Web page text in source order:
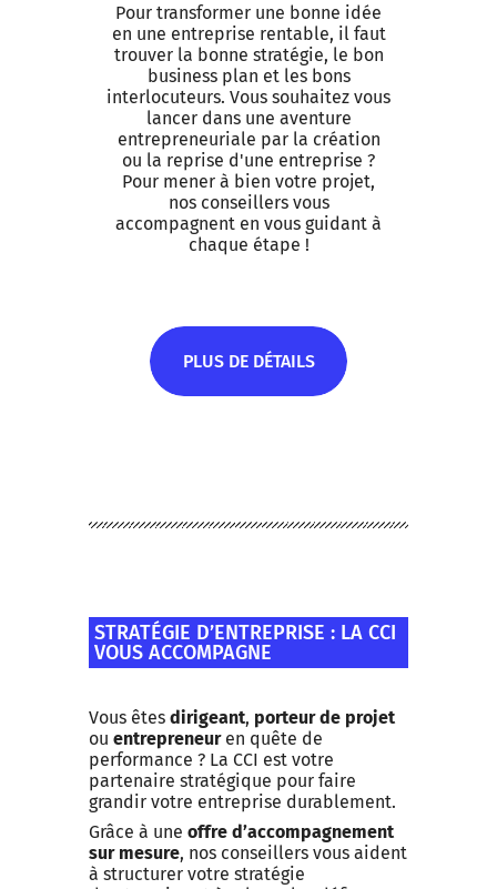
Pour transformer une bonne idée
en une entreprise rentable, il faut
trouver la bonne stratégie, le bon
business plan et les bons
interlocuteurs. Vous souhaitez vous
lancer dans une aventure
entrepreneuriale par la création
ou la reprise d'une entreprise ?
Pour mener à bien votre projet,
nos conseillers vous
accompagnent en vous guidant à
chaque étape !
PLUS DE DÉTAILS
STRATÉGIE D’ENTREPRISE : LA CCI
VOUS ACCOMPAGNE
Vous êtes dirigeant, porteur de projet
ou entrepreneuren quête de
performance ? La CCI est votre
partenaire stratégique pour faire
grandir votre entreprise durablement.
Grâce à une offre d’accompagnement
sur mesure, nos conseillers vous aident
à structurer votre stratégie